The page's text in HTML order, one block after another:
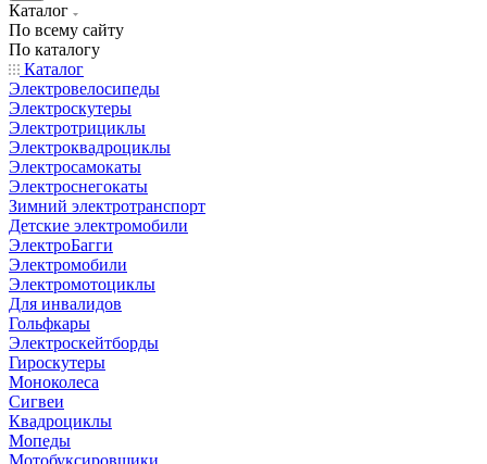
Каталог
По всему сайту
По каталогу
Каталог
Электровелосипеды
Электроскутеры
Электротрициклы
Электроквадроциклы
Электросамокаты
Электроснегокаты
Зимний электротранспорт
Детские электромобили
ЭлектроБагги
Электромобили
Электромотоциклы
Для инвалидов
Гольфкары
Электроскейтборды
Гироскутеры
Моноколеса
Сигвеи
Квадроциклы
Мопеды
Мотобуксировщики